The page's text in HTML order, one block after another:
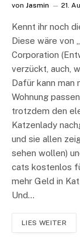
von Jasmin 21.
Kennt ihr noch
Diese wäre von
Corporation
verzückt, auch,
Dafür kann man
Wohnung
trotzdem den
Katzenlady
und sie allen
sehen wollen)
cats kostenlos
mehr Geld in
Und…
LIES WEITER